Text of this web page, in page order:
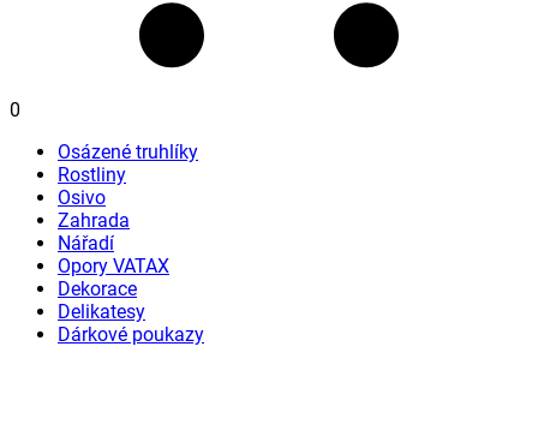
0
Osázené truhlíky
Rostliny
Osivo
Zahrada
Nářadí
Opory VATAX
Dekorace
Delikatesy
Dárkové poukazy